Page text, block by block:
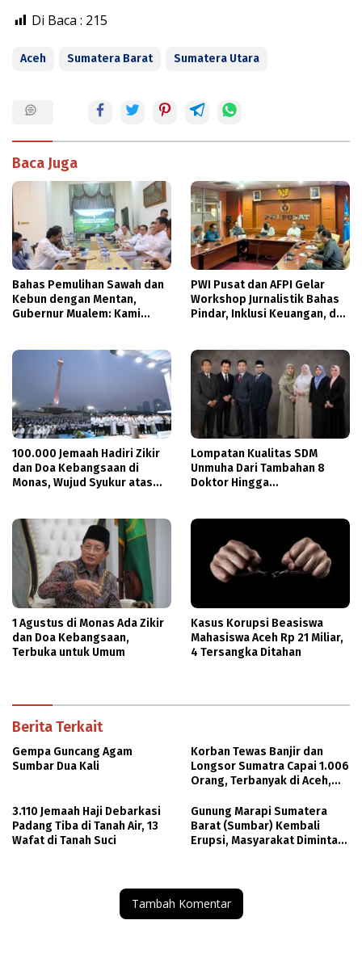
Di Baca : 215
Aceh Sumatera Barat Sumatera Utara
Baca Juga
Bahas Pemulihan Sawah dan
Kebun dengan Mentan,
Gubernur Mualem: Kami
PWI Pusat dan AFPI Gelar
Workshop Jurnalistik Bahas
Pindar, Inklusi Keuangan, dan
100.000 Jemaah Hadiri Zikir
dan Doa Kebangsaan di
Monas, Wujud Syukur atas
Lompatan Kualitas SDM
Unmuha Dari Tambahan 8
Doktor Hingga
1 Agustus di Monas Ada Zikir
dan Doa Kebangsaan,
Terbuka untuk Umum
Kasus Korupsi Beasiswa
Mahasiswa Aceh Rp 21 Miliar,
4 Tersangka Ditahan
Berita Terkait
Gempa Guncang Agam
Sumbar Dua Kali
Korban Tewas Banjir dan
Longsor Sumatra Capai 1.006
Orang, Terbanyak di Aceh,
3.110 Jemaah Haji Debarkasi
Padang Tiba di Tanah Air, 13
Wafat di Tanah Suci
Gunung Marapi Sumatera
Barat (Sumbar) Kembali
Erupsi, Masyarakat Diminta
Tambah Komentar